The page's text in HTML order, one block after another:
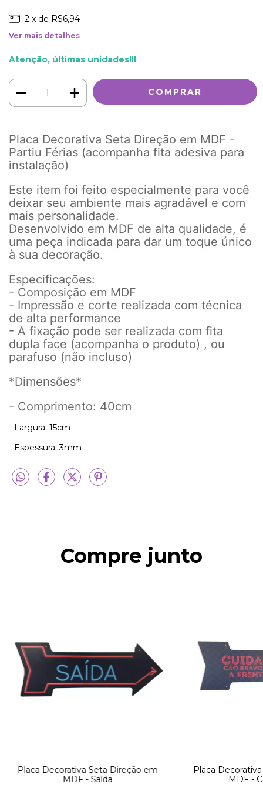
2 x de R$6,94
Ver mais detalhes
Atenção, últimas unidades!!!
Placa Decorativa Seta Direção em MDF -
Partiu Férias (acompanha fita adesiva para
instalação)
Este item foi feito especialmente para você
deixar seu ambiente mais agradável e com
mais personalidade.
Desenvolvido em MDF de alta qualidade, é
uma peça indicada para dar um toque único
à sua decoração.
Especificações:
- Composição em MDF
- Impressão e corte realizada com técnica
de alta performance
- A fixação pode ser realizada com fita
dupla face (acompanha o produto) , ou
parafuso (não incluso)
*Dimensões*
- Comprimento: 40cm
- Largura: 15cm
- Espessura: 3mm
Compre junto
Placa Decorativa Seta Direção em
MDF - Saída
Placa
MDF -